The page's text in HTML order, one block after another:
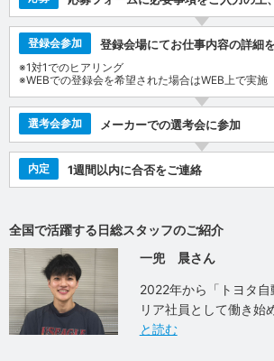
登録会参加 登録会場にてお仕事内容の詳細
※1対1でのヒアリング
※WEBでの登録会を希望された場合はWEB上で実施
選考会参加 メーカーでの選考会に参加
内定 1週間以内に合否をご連絡
全国で活躍する日総スタッフのご紹介
一兜 晨さん
2022年から「トヨタ
リア社員として働き始
と読む